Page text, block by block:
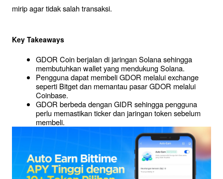
mirip agar tidak salah transaksi.
Key Takeaways
GDOR Coin berjalan di jaringan Solana sehingga
membutuhkan wallet yang mendukung Solana.
Pengguna dapat membeli GDOR melalui exchange
seperti Bitget dan memantau pasar GDOR melalui
Coinbase.
GDOR berbeda dengan GIDR sehingga pengguna
perlu memastikan ticker dan jaringan token sebelum
membeli.